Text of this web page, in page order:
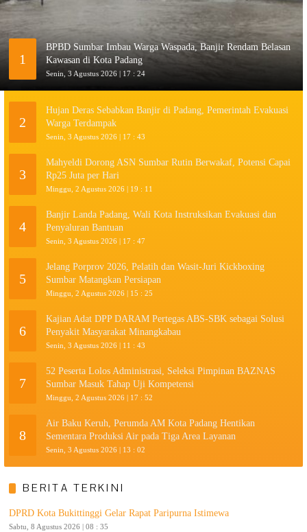
1
BPBD Sumbar Imbau Warga Waspada, Banjir Rendam Belasan
Kawasan di Kota Padang
Senin, 3 Agustus 2026 | 17 : 24
2
Hujan Deras Sebabkan Banjir di Padang, Pemerintah Evakuasi
Warga Terdampak
Senin, 3 Agustus 2026 | 17 : 43
3
Mahyeldi Dorong ASN Sumbar Rutin Berwakaf, Potensi Capai
Rp25 Juta per Hari
Minggu, 2 Agustus 2026 | 19 : 11
4
Banjir Landa Padang, Wali Kota Instruksikan Evakuasi dan
Penyaluran Bantuan
Senin, 3 Agustus 2026 | 17 : 47
5
Jelang Porprov 2026, Pelatih dan Wasit-Juri Kickboxing
Sumbar Matangkan Persiapan
Minggu, 2 Agustus 2026 | 15 : 25
6
Kajian Adat DPP DARAM Pertegas ABS-SBK sebagai Solusi
Penyakit Masyarakat Minangkabau
Senin, 3 Agustus 2026 | 11 : 43
7
52 Peserta Lolos Administrasi, Seleksi Pimpinan BAZNAS
Sumbar Masuk Tahap Uji Kompetensi
Minggu, 2 Agustus 2026 | 17 : 52
8
Air Baku Keruh, Perumda AM Kota Padang Hentikan
Sementara Produksi Air pada Tiga Area Layanan
Senin, 3 Agustus 2026 | 13 : 02
BERITA TERKINI
DPRD Kota Bukittinggi Gelar Rapat Paripurna Istimewa
Sabtu, 8 Agustus 2026 | 08 : 35